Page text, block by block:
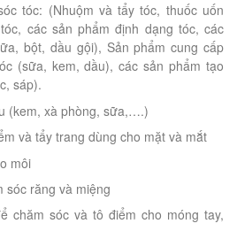
tóc: (Nhuộm và tẩy tóc, thuốc uốn
các sản phẩm định dạng tóc, các
bột, dầu gội), Sản phẩm cung cấp
(sữa, kem, dầu), các sản phẩm tạo
sáp).
(kem, xà phòng, sữa,….)
và tẩy trang dùng cho mặt và mắt
môi
sóc răng và miệng
chăm sóc và tô điểm cho móng tay,